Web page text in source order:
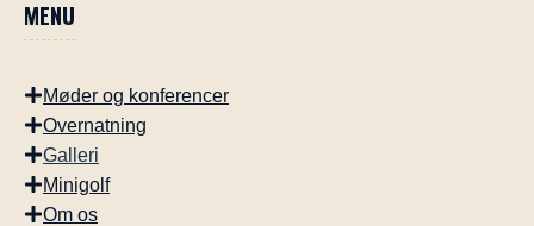
MENU
Møder og konferencer
Overnatning
Galleri
Minigolf
Om os